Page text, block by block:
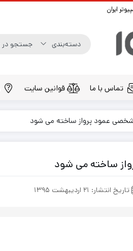
ایران
تماس با ما قوانین سایت
عمود پرواز ساخته می شود
ساخته می شود
تاریخ انتشار: ۲۱ اردیبهشت ۱۳۹۵